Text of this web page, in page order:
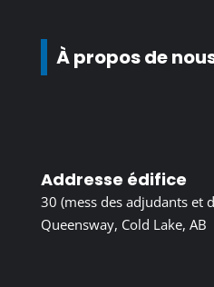
À propos de
Addresse édifice
30 (mess des adjudants et
Queensway, Cold Lake, AB